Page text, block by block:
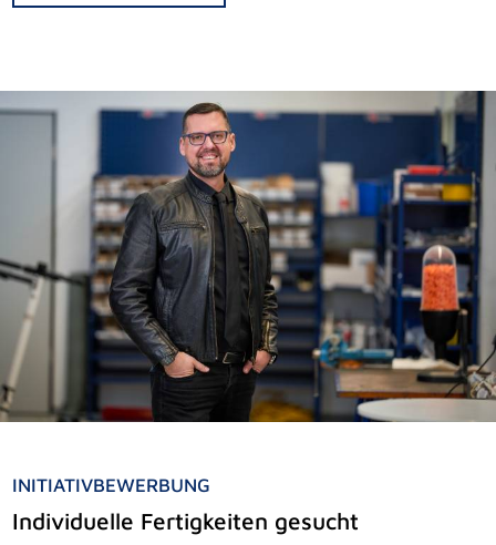
INITIATIVBEWERBUNG
Individuelle Fertigkeiten gesucht